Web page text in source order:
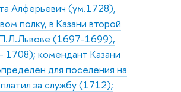
Алферьевич (ум.1728),
полку, в Казани второй
(1697-1699),
1708); комендант Казани
для поселения на
за службу (1712);